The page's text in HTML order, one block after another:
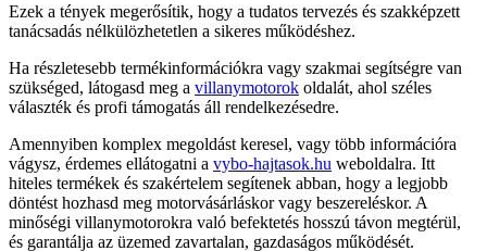
Ezek a tények megerősítik, hogy a tudatos tervezés és szakképzett
tanácsadás nélkülözhetetlen a sikeres működéshez.
Ha részletesebb termékinformációkra vagy szakmai segítségre van
szükséged, látogasd meg a villanymotorok oldalát, ahol széles
választék és profi támogatás áll rendelkezésedre.
Amennyiben komplex megoldást keresel, vagy több információra
vágysz, érdemes ellátogatni a vybo-hajtasok.hu weboldalra. Itt
hiteles termékek és szakértelem segítenek abban, hogy a legjobb
döntést hozhasd meg motorvásárláskor vagy beszereléskor. A
minőségi villanymotorokra való befektetés hosszú távon megtérül,
és garantálja az üzemed zavartalan, gazdaságos működését.